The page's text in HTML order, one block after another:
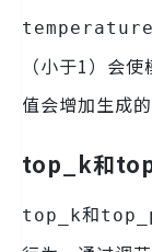
temperature
（小于1）会
值会增加生成的
top_k和
top_k和